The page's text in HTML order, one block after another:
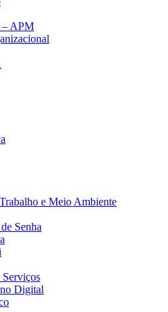
– APM
e Meio Ambiente
Senha
Digital